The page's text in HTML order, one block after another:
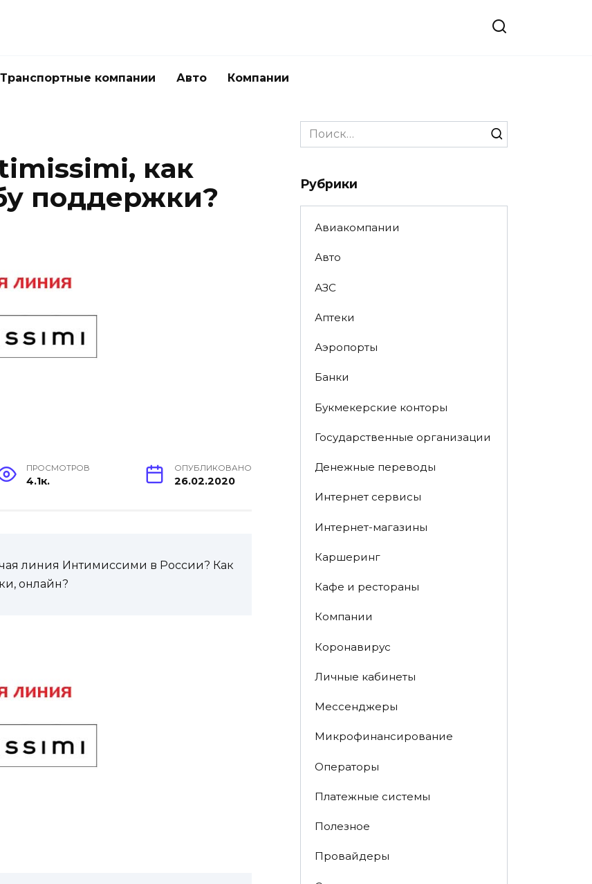
Транспортные компании Авто Компании
как
поддержки?
ПРОСМОТРОВ
4.1к.
ОПУБЛИКОВАНО
26.02.2020
линия Интимиссими в России? Как
онлайн?
Search
for:
Рубрики
Авиакомпании
Авто
АЗС
Аптеки
Аэропорты
Банки
Букмекерские конторы
Государственные организации
Денежные переводы
Интернет сервисы
Интернет-магазины
Каршеринг
Кафе и рестораны
Компании
Коронавирус
Личные кабинеты
Мессенджеры
Микрофинансирование
Операторы
Платежные системы
Полезное
Провайдеры